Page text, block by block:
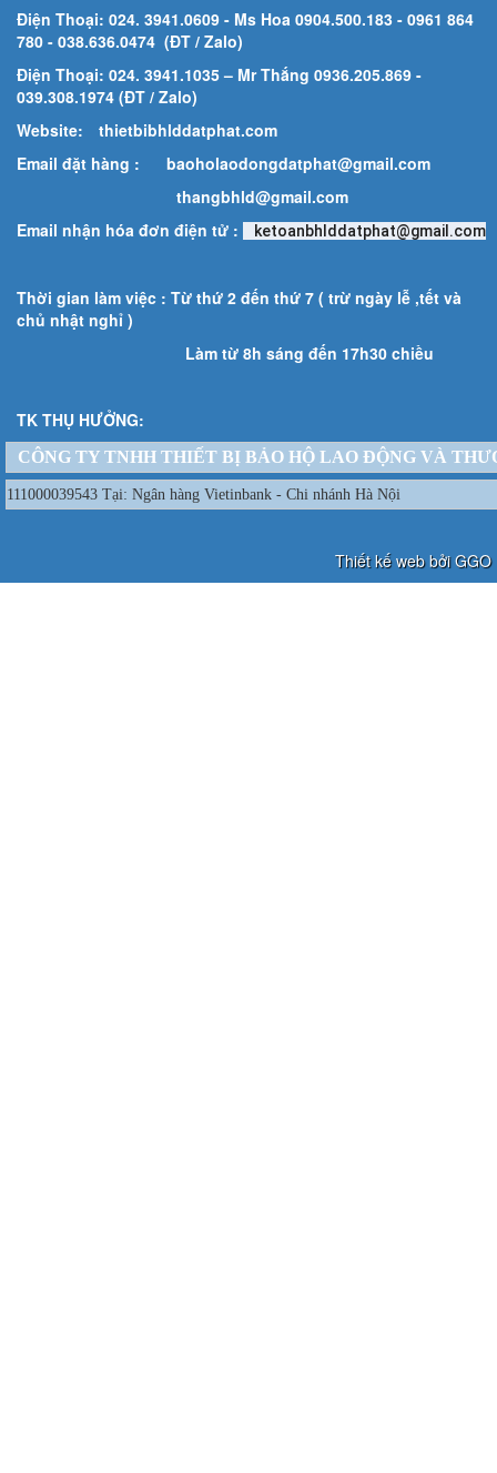
Điện Thoại: 024. 3941.0609 - Ms Hoa 0904.500.183 - 0961 864
780 - 038.636.0474 (ĐT / Zalo)
Điện Thoại: 024. 3941.1035 – Mr Thắng 0936.205.869 -
039.308.1974 (ĐT / Zalo)
Website:
thietbibhlddatphat.com
Email đặt hàng : baoholaodongdatphat@gmail.com
thangbhld@gmail.com
Email nhận hóa đơn điện tử :
ketoanbhlddatphat@gmail.com
Thời gian làm việc : Từ thứ 2 đến thứ 7 ( trừ ngày lễ ,tết và
chủ nhật nghỉ )
Làm từ 8h sáng đến 17h30 chiều
TK THỤ HƯỞNG:
CÔNG TY TNHH THIẾT BỊ BẢO HỘ LAO ĐỘNG VÀ
111000039543 Tại: Ngân hàng Vietinbank - Chi nhánh Hà Nội
Thiết kế web bởi GGO